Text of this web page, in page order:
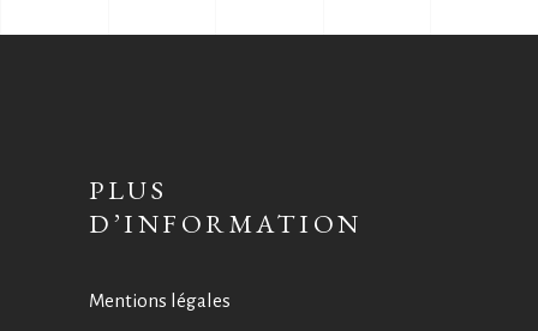
PLUS
D’INFORMATION
Mentions légales